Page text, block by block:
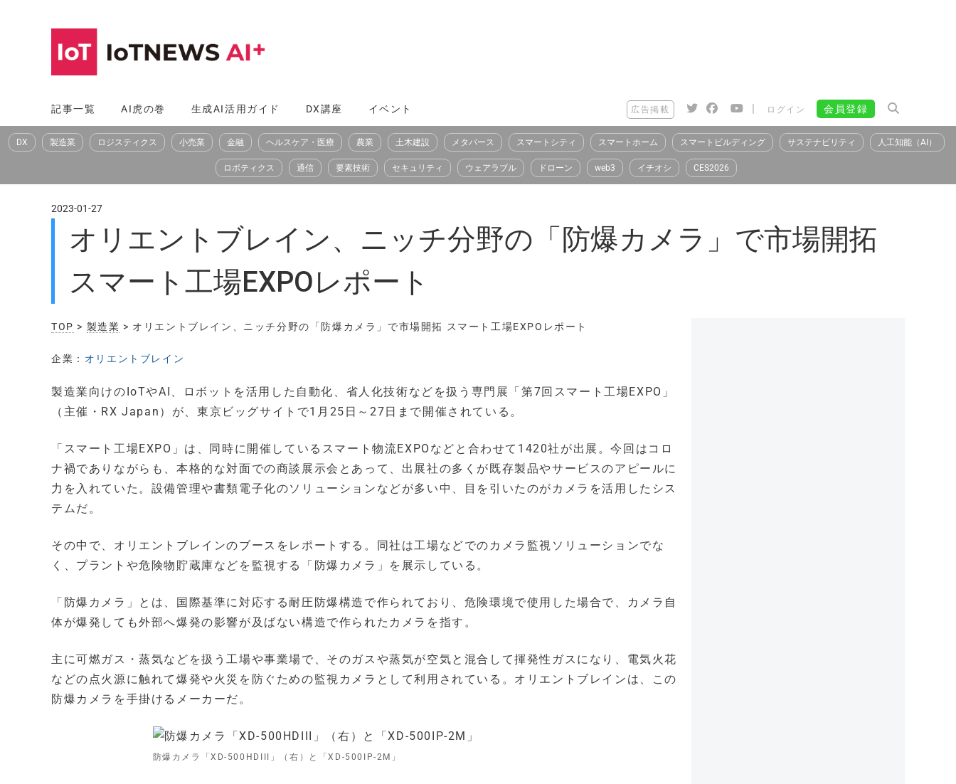
へ
ス
記事一覧 AI虎の巻 生成AI活用ガイド DX講座 イベント 広告掲載 | ログイン 会員登録
DX 製造業 ロジスティクス 小売業 金融 ヘルスケア・医療 農業 土木建設 メタバース スマートシティ スマートホーム スマートビルディング サステナビリティ 人工知能（AI）
ロボティクス 通信 要素技術 セキュリティ ウェアラブル ドローン web3 イチオシ CES2026
2023-01-27
オリエントブレイン、ニッチ分野の「防爆カメラ」で市場開拓
スマート工場EXPOレポート
TOP > 製造業 > オリエントブレイン、ニッチ分野の「防爆カメラ」で市場開拓 スマート工場EXPOレポート
企業： オリエントブレイン
製造業向けのIoTやAI、ロボットを活用した自動化、省人化技術などを扱う専門展「第7回スマート工場EXPO」
（主催・RX Japan）が、東京ビッグサイトで1月25日～27日まで開催されている。
「スマート工場EXPO」は、同時に開催しているスマート物流EXPOなどと合わせて1420社が出展。今回はコロ
ナ禍でありながらも、本格的な対面での商談展示会とあって、出展社の多くが既存製品やサービスのアピールに
力を入れていた。設備管理や書類電子化のソリューションなどが多い中、目を引いたのがカメラを活用したシス
テムだ。
その中で、オリエントブレインのブースをレポートする。同社は工場などでのカメラ監視ソリューションでな
く、プラントや危険物貯蔵庫などを監視する「防爆カメラ」を展示している。
「防爆カメラ」とは、国際基準に対応する耐圧防爆構造で作られており、危険環境で使用した場合で、カメラ自
体が爆発しても外部へ爆発の影響が及ばない構造で作られたカメラを指す。
主に可燃ガス・蒸気などを扱う工場や事業場で、そのガスや蒸気が空気と混合して揮発性ガスになり、電気火花
などの点火源に触れて爆発や火災を防ぐための監視カメラとして利用されている。オリエントブレインは、この
防爆カメラを手掛けるメーカーだ。
防爆カメラ「XD-500HDIII」（右）と「XD-500IP-2M」